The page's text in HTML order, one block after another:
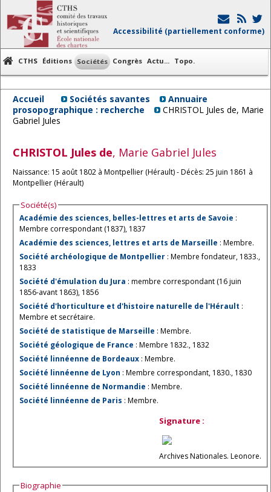
Accessibilité (partiellement conforme)
CTHS Éditions Sociétés Congrès Actu... Topo.
Accueil Sociétés savantes
Annuaire
prosopographique : recherche
CHRISTOL Jules de, Marie
Gabriel Jules
CHRISTOL Jules de, Marie Gabriel Jules
Naissance: 15 août 1802 à Montpellier (Hérault) - Décès: 25 juin 1861 à
Montpellier (Hérault)
Société(s)
Académie des sciences, belles-lettres et arts de Savoie :
Membre correspondant (1837), 1837
Académie des sciences, lettres et arts de Marseille : Membre.
Société archéologique de Montpellier : Membre fondateur, 1833.,
1833
Société d'émulation du Jura : membre correspondant (16 juin
1856-avant 1863), 1856
Société d'horticulture et d'histoire naturelle de l'Hérault :
Membre et secrétaire.
Société de statistique de Marseille : Membre.
Société géologique de France : Membre 1832., 1832
Société linnéenne de Bordeaux : Membre.
Société linnéenne de Lyon : Membre correspondant, 1830., 1830
Société linnéenne de Normandie : Membre.
Société linnéenne de Paris : Membre.
Signature :
Archives Nationales. Leonore.
Biographie